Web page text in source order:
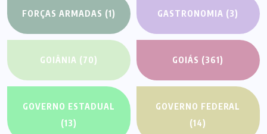
FORÇAS ARMADAS (1) GASTRONOMIA (3)
GOIÂNIA (70) GOIÁS (361)
GOVERNO ESTADUAL
(13)
GOVERNO FEDERAL
(14)